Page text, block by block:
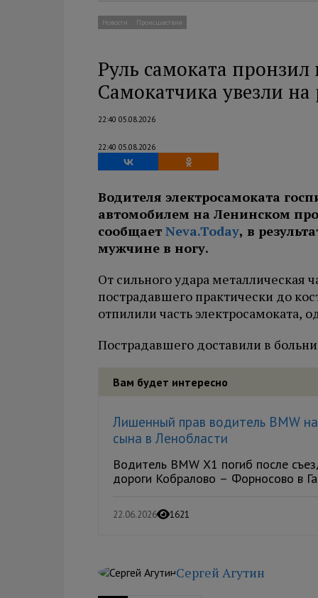
Новости Происшествия
Руль самоката пронзил
Самокатчика увезли
22:40 05.08.2026
22:40 05.08.2026
Водителя электросамоката
автомобилем на Ленинском
сообщает Neva.Today, в
мужчине в ногу.
От сильного удара металлическая
пострадавшего практически до
отпилили часть электросамоката,
Пострадавшего доставили в
Вам будет интересно
Лишенный прав водитель BMW
сына в Ленобласти
Водитель BMW X1 погиб после
дороги Кобралово – Форносово в
22.06.2026 1621
Сергей Агутин